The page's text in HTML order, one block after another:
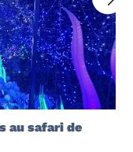
au safari de